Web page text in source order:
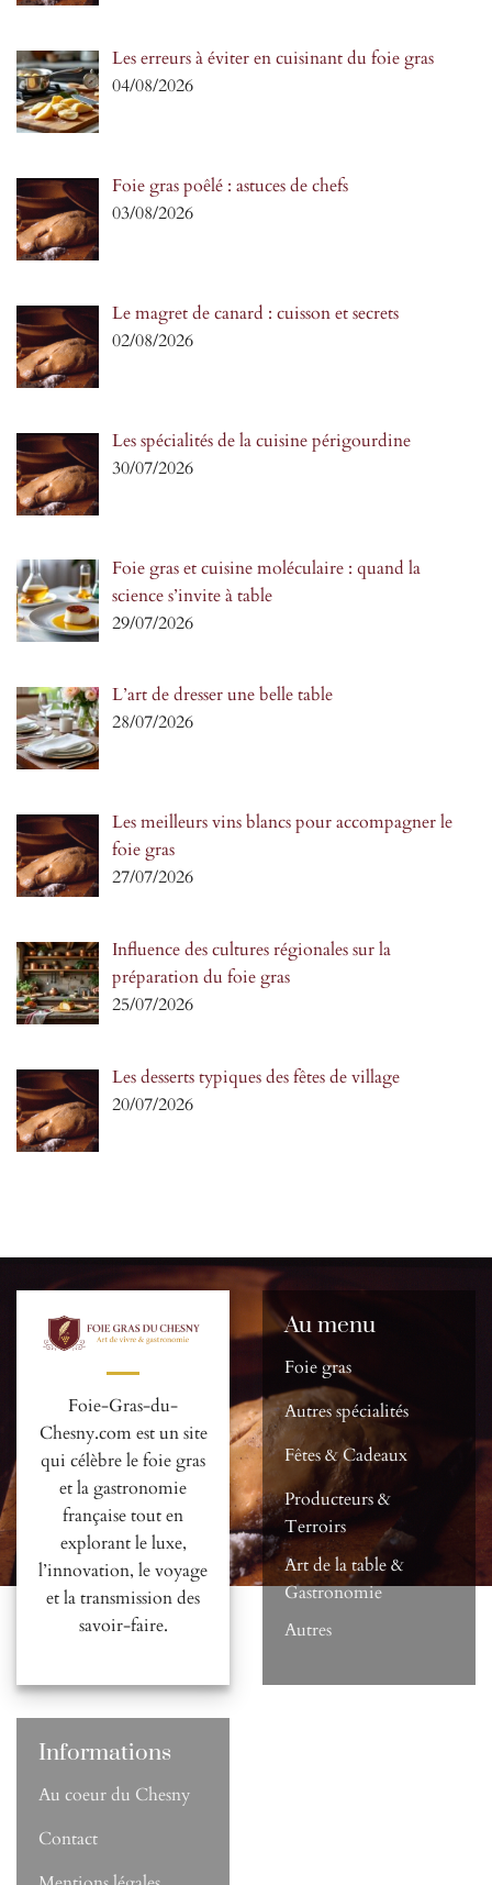
Les erreurs à éviter en cuisinant du foie gras
04/08/2026
Foie gras poêlé : astuces de chefs
03/08/2026
Le magret de canard : cuisson et secrets
02/08/2026
Les spécialités de la cuisine périgourdine
30/07/2026
Foie gras et cuisine moléculaire : quand la
science s’invite à table
29/07/2026
L’art de dresser une belle table
28/07/2026
Les meilleurs vins blancs pour accompagner le
foie gras
27/07/2026
Influence des cultures régionales sur la
préparation du foie gras
25/07/2026
Les desserts typiques des fêtes de village
20/07/2026
Foie-Gras-du-
Chesny.com est un site
qui célèbre le foie gras
et la gastronomie
française tout en
explorant le luxe,
l’innovation, le voyage
et la transmission des
savoir-faire.
Au menu
Foie gras
Autres spécialités
Fêtes & Cadeaux
Producteurs &
Terroirs
Art de la table &
Gastronomie
Autres
Informations
Au coeur du Chesny
Contact